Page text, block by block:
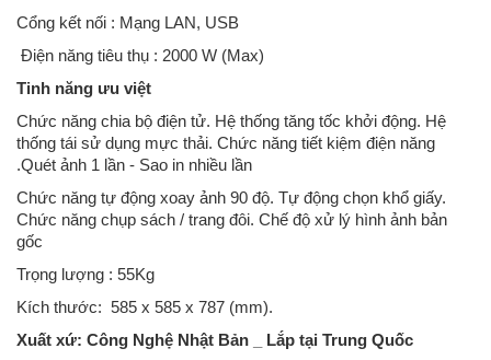
Cổng kết nối : Mạng LAN, USB
Điện năng tiêu thụ : 2000 W (Max)
Tinh năng ưu việt
Chức năng chia bộ điện tử. Hệ thống tăng tốc khởi động. Hệ
thống tái sử dụng mực thải. Chức năng tiết kiệm điện năng
.Quét ảnh 1 lần - Sao in nhiều lần
Chức năng tự động xoay ảnh 90 độ. Tự động chọn khổ giấy.
Chức năng chụp sách / trang đôi. Chế độ xử lý hình ảnh bản
gốc
Trọng lượng : 55Kg
Kích thước: 585 x 585 x 787 (mm).
Xuất xứ: Công Nghệ Nhật Bản _ Lắp tại Trung Quốc
mạng/scan màu- Màn hình điều khiển LCD màu rộng 8,5 inch với các